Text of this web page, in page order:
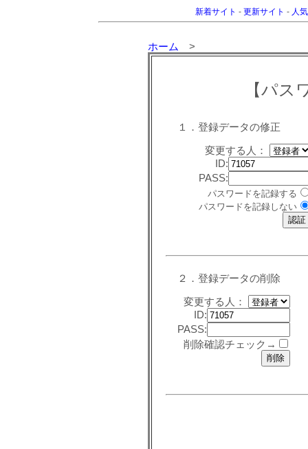
新着サイト - 更新サイト - 人
ホーム >
【パス
１．登録データの修正
変更する人：
ID:
PASS:
パスワードを記録する
パスワードを記録しない
２．登録データの削除
変更する人：
ID:
PASS:
削除確認チェック→